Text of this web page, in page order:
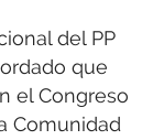
del PP
que
el Congreso
Comunidad